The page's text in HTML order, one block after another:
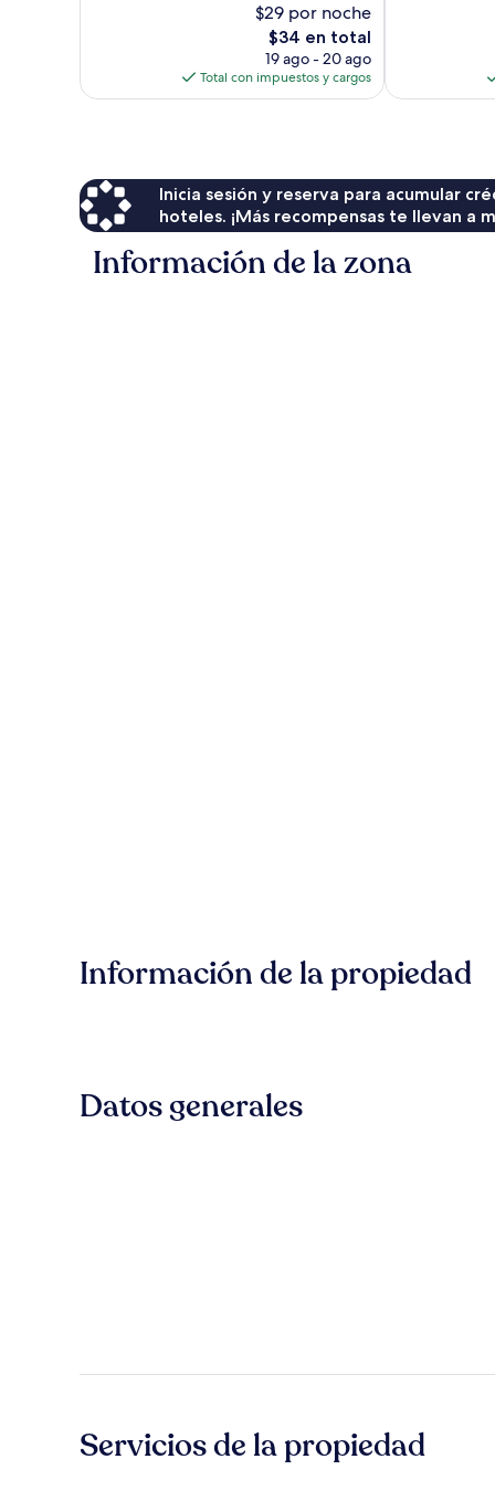
$29 por noche
El
precio
actual
es
$34 en total
19 ago - 20 ago
Total con impuestos y cargos
Inicia sesión y reserva para acumular
hoteles. ¡Más recompensas te llevan a
Información de la zona
Información de la propiedad
Datos generales
Servicios de la propiedad